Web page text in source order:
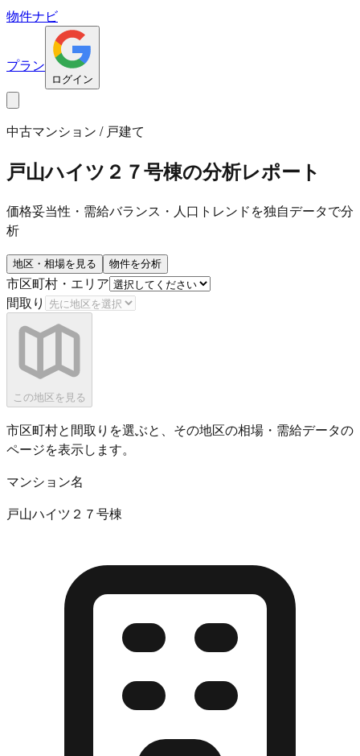
物件ナビ
プラン
ログイン
中古マンション / 戸建て
戸山ハイツ２７号棟の分析レポート
価格妥当性・需給バランス・人口トレンドを独自データで分
析
地区・相場を見る 物件を分析
市区町村・エリア
間取り
この地区を見る
市区町村と間取りを選ぶと、その地区の相場・需給データの
ページを表示します。
マンション名
戸山ハイツ２７号棟